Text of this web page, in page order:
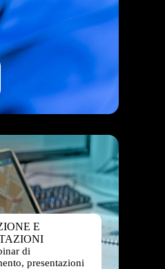
E
di
presentazioni